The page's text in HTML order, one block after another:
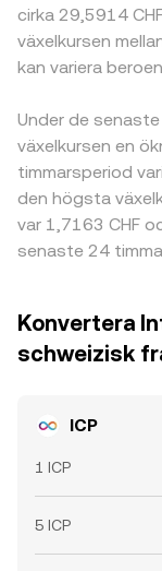
cirka 29,5914
växelkursen
kan variera
Under de
växelkursen en
timmarsperiod
den högsta
var 1,7163 CHF
senaste 24
Konvertera
schweizisk
ICP
1 ICP
5 ICP